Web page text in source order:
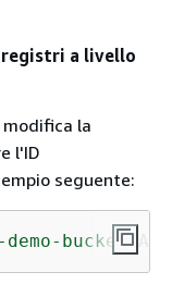
registri a livello
modifica la
l'ID
seguente:
bucket/